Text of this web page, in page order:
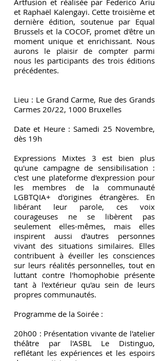
Artfusion et réalisée par Federico Ariu
et Raphaël Kalengayi. Cette troisième et
dernière édition, soutenue par Equal
Brussels et la COCOF, promet d'être un
moment unique et enrichissant. Nous
aurons le plaisir de compter parmi
nous les participants des trois éditions
précédentes.
Lieu : Le Grand Carme, Rue des Grands
Carmes 20/22, 1000 Bruxelles
Date et Heure : Samedi 25 Novembre,
dès 19h
Expressions Mixtes 3 est bien plus
qu'une campagne de sensibilisation :
c'est une plateforme d'expression pour
les membres de la communauté
LGBTQIA+ d'origines étrangères. En
libérant leur parole, ces voix
courageuses ne se libèrent pas
seulement elles-mêmes, mais elles
inspirent aussi d'autres personnes
vivant des situations similaires. Elles
contribuent à éveiller les consciences
sur leurs réalités personnelles, tout en
luttant contre l'homophobie présente
tant à l'extérieur qu'au sein de leurs
propres communautés.
Programme de la Soirée :
20h00 : Présentation vivante de l'atelier
théâtre par l'ASBL Le Distinguo,
reflétant les expériences et les espoirs